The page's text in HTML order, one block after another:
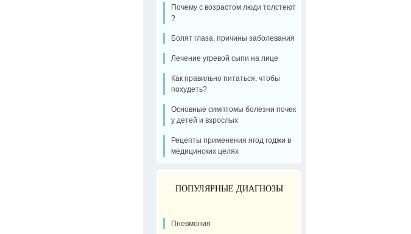
Почему с возрастом люди толстеют
?
Болят глаза, причины заболевания
Лечение угревой сыпи на лице
Как правильно питаться, чтобы
похудеть?
Основные симптомы болезни почек
у детей и взрослых
Рецепты применения ягод годжи в
медицинских целях
ПОПУЛЯРНЫЕ ДИАГНОЗЫ
Пневмония